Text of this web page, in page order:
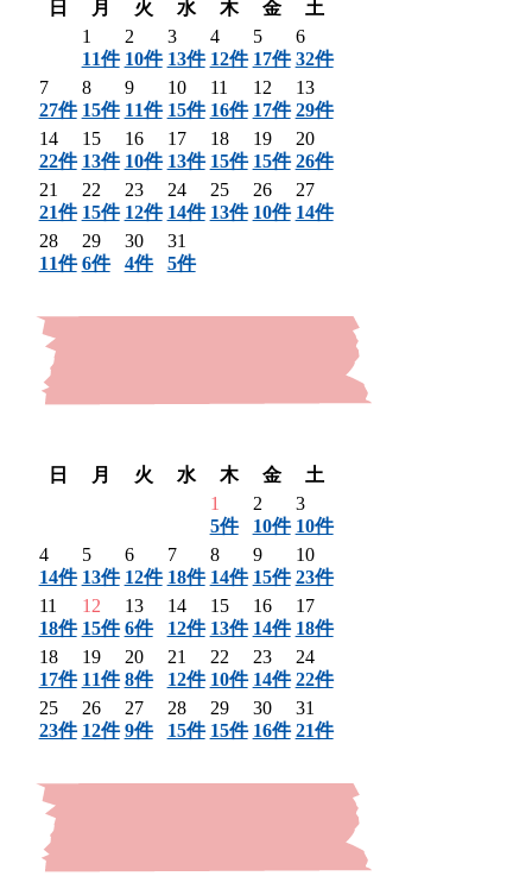
日
月 火 水 木 金
土
1
11件
2
10件
3
13件
4
12件
5
17件
6
32件
7
27件
8
15件
9
11件
10
15件
11
16件
12
17件
13
29件
14
22件
15
13件
16
10件
17
13件
18
15件
19
15件
20
26件
21
21件
22
15件
23
12件
24
14件
25
13件
26
10件
27
14件
28
11件
29
6件
30
4件
31
5件
日
月 火 水 木 金
土
1
5件
2
10件
3
10件
4
14件
5
13件
6
12件
7
18件
8
14件
9
15件
10
23件
11
18件
12
15件
13
6件
14
12件
15
13件
16
14件
17
18件
18
17件
19
11件
20
8件
21
12件
22
10件
23
14件
24
22件
25
23件
26
12件
27
9件
28
15件
29
15件
30
16件
31
21件